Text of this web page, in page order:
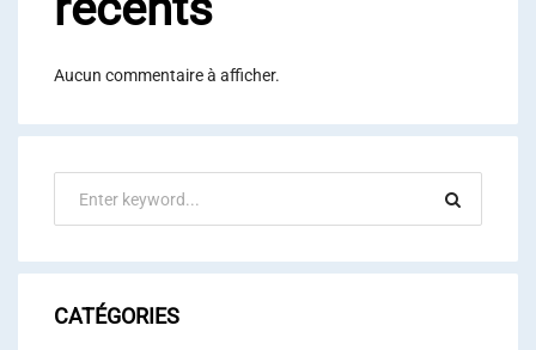
Aucun commentaire à afficher.
CATÉGORIES